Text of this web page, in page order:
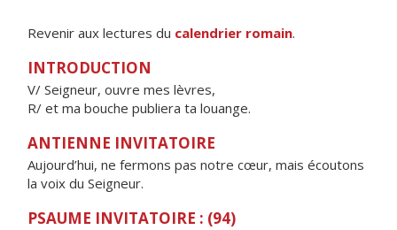
Revenir aux lectures du calendrier romain.
INTRODUCTION
V/ Seigneur, ouvre mes lèvres,
R/ et ma bouche publiera ta louange.
ANTIENNE INVITATOIRE
Aujourd’hui, ne fermons pas notre cœur, mais écoutons
la voix du Seigneur.
PSAUME INVITATOIRE : (94)